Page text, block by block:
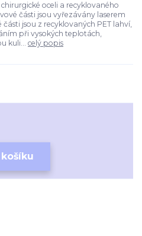
oceli a recyklovaného
části jsou vyřezávány laserem
jsou z recyklovaných PET lahví,
při vysokých teplotách,
kuli... celý popis